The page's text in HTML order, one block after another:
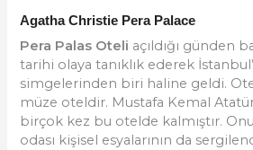
Agatha Christie Pera Palace
Pera Palas Oteli açıldığı günden
tarihi olaya tanıklık ederek
simgelerinden biri haline geldi.
müze oteldir. Mustafa Kemal
birçok kez bu otelde kalmıştır.
odası kişisel esyalarının da